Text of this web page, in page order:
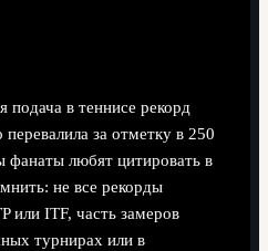
подача в теннисе рекорд
за отметку в 250
любят цитировать в
не все рекорды
или ITF, часть замеров
турнирах или в